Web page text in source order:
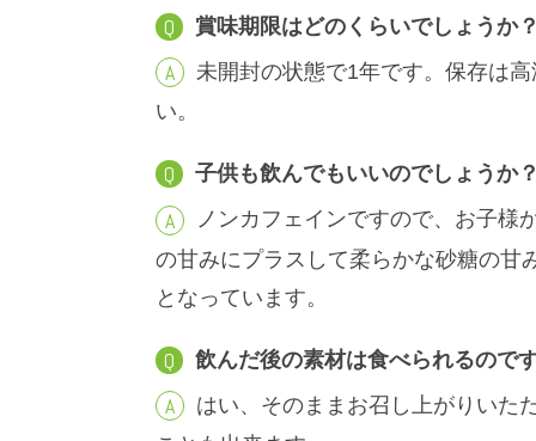
賞味期限はどのくらいでしょうか
未開封の状態で1年です。保存は
い。
子供も飲んでもいいのでしょうか
ノンカフェインですので、お子様
の甘みにプラスして柔らかな砂糖の甘
となっています。
飲んだ後の素材は食べられるので
はい、そのままお召し上がりいた